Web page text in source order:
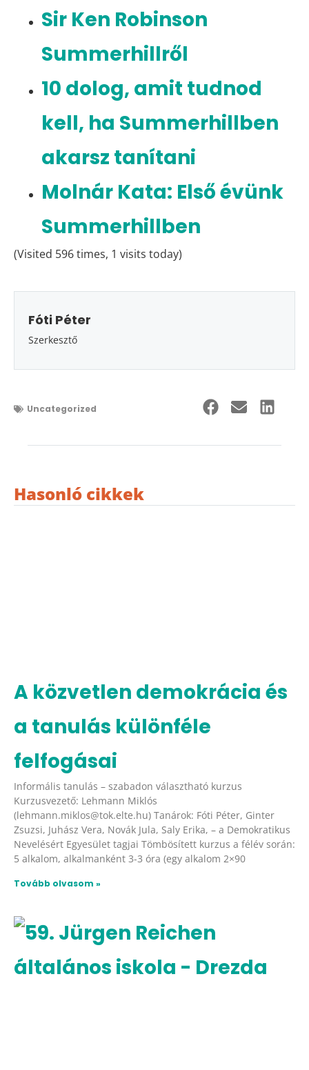
Sir Ken Robinson
Summerhillről
10 dolog, amit tudnod
kell, ha Summerhillben
akarsz tanítani
Molnár Kata: Első évünk
Summerhillben
(Visited 596 times, 1 visits today)
Fóti Péter
Szerkesztő
Uncategorized
Hasonló cikkek
A közvetlen demokrácia és
a tanulás különféle
felfogásai
Informális tanulás – szabadon választható kurzus
Kurzusvezető: Lehmann Miklós
(lehmann.miklos@tok.elte.hu) Tanárok: Fóti Péter, Ginter
Zsuzsi, Juhász Vera, Novák Jula, Saly Erika, – a Demokratikus
Nevelésért Egyesület tagjai Tömbösített kurzus a félév során:
5 alkalom, alkalmanként 3-3 óra (egy alkalom 2×90
Tovább olvasom »